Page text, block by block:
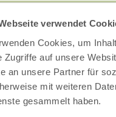
verwendet
Cookies, um
Zugriffe auf unsere
an unsere Partner für
mit weiteren
gesammelt haben.